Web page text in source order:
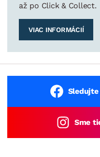
až po Click & Collect.
VIAC INFORMÁCIÍ
Sledujte
Sme